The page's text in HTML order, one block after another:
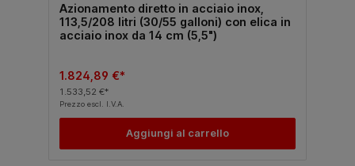
Azionamento diretto in acciaio inox,
113,5/208 litri (30/55 galloni) con elica in
acciaio inox da 14 cm (5,5")
1.824,89 €*
1.533,52 €*
Prezzo escl. I.V.A.
Aggiungi al carrello